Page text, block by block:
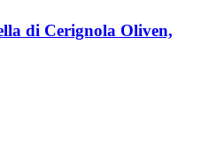
di Cerignola Oliven,